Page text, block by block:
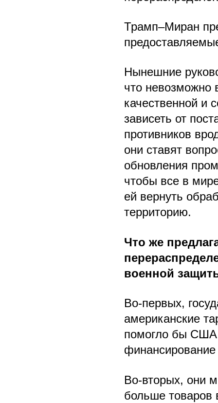
Трамп–Миран
Нынешние
что невозможно
качественной и
зависеть от
противников
они ставят
обновления
чтобы все в
ей вернуть
территорию.
Что же
военной
Во-первых,
американские
помогло бы США
Во-вторых, они
больше